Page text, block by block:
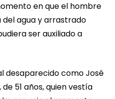
en que el hombre
del agua y arrastrado
ser auxiliado a
desaparecido como José
51 años, quien vestía